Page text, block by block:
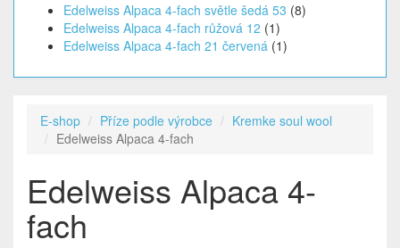
Edelweiss Alpaca 4-fach světle šedá 53 (8)
Edelweiss Alpaca 4-fach růžová 12 (1)
Edelweiss Alpaca 4-fach 21 červená (1)
E-shop Příze podle výrobce
Kremke soul wool
Edelweiss Alpaca 4-fach
Edelweiss Alpaca 4-
fach